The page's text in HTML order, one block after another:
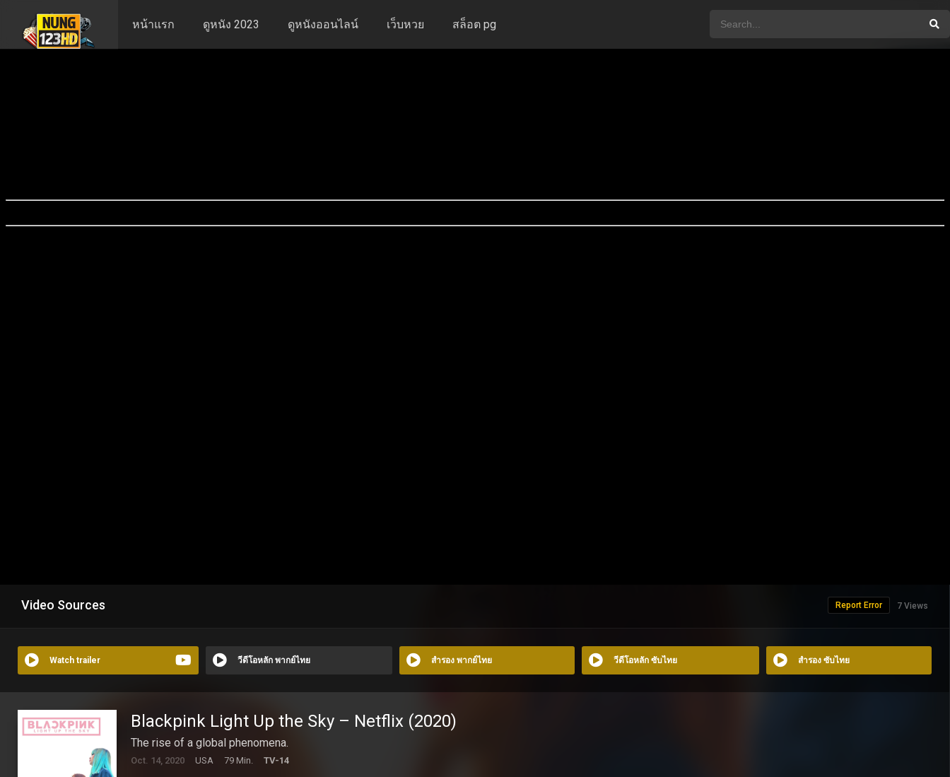
หน้าแรก ดูหนัง 2023 ดูหนังออนไลน์ เว็บหวย สล็อต pg
Video Sources 7 Views
Report Error
Watch trailer วีดีโอหลัก พากย์ไทย สำรอง พากย์ไทย วีดีโอหลัก ซับไทย สำรอง ซับไทย
Blackpink Light Up the Sky – Netflix (2020)
The rise of a global phenomena.
Oct. 14, 2020 USA 79 Min. TV-14